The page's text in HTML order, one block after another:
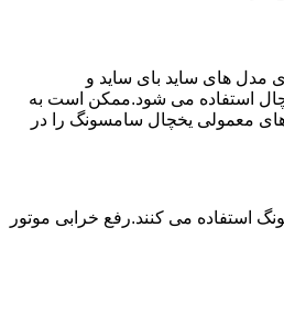
مدل های ساید بای ساید و
استفاده می شود.ممکن است به
های معمولی یخچال سامسونگ را در
استفاده می کنند.رفع خرابی موتور